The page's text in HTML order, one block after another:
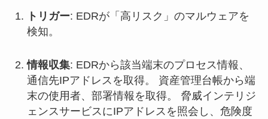
トリガー: EDRが「高リスク」のマルウェアを
検知。
情報収集: EDRから該当端末のプロセス情報、
通信先IPアドレスを取得。 資産管理台帳から端
末の使用者、部署情報を取得。 脅威インテリジ
ェンスサービスにIPアドレスを照会し、危険度